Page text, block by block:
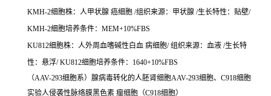
KMH-2细胞株：人甲状腺 癌细胞 /组织来源：甲状腺 /生长特性：贴壁/
KMH-2细胞培养条件：MEM+10%FBS
KU812细胞株：人外周血嗜碱性白血 病细胞/ 组织来源：血液 /生长特
性：悬浮/ KU812细胞培养条件：1640+10%FBS
（AAV-293细胞系）腺病毒转化的人胚肾细胞AAV-293细胞、C918细胞
实验人侵袭性脉络膜黑色素 瘤细胞（C918细胞）